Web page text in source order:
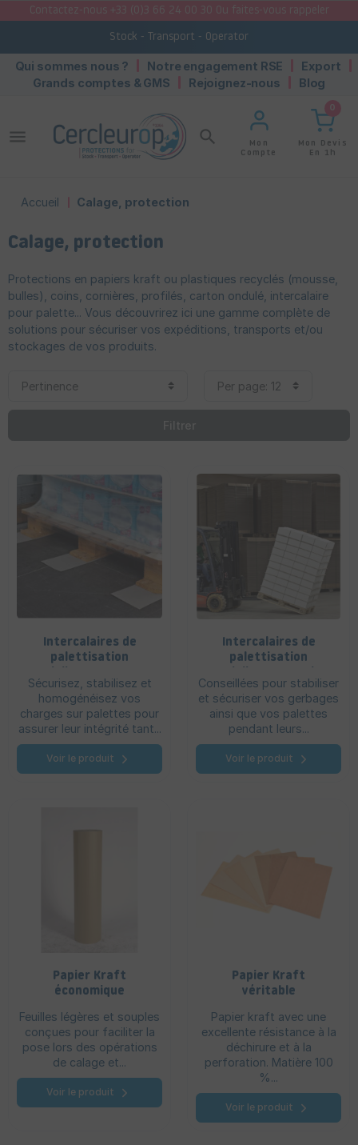
Contactez-nous +33 (0)3 66 24 00 30 Ou faites-vous rappeler
Stock - Transport - Operator
Qui sommes nous ? Notre engagement RSE
Export
Grands comptes & GMS
Rejoignez-nous Blog
search
Mon
Compte
0
Mon Devis
En 1h
menu
Accueil Calage, protection
Calage, protection
Protections en papiers kraft ou plastiques recyclés (mousse,
bulles), coins, cornières, profilés, carton ondulé, intercalaire
pour palette... Vous découvrirez ici une gamme complète de
solutions pour sécuriser vos expéditions, transports et/ou
stockages de vos produits.
Filtrer
Intercalaires de
palettisation
Sécurisez, stabilisez et
homogénéisez vos
charges sur palettes pour
assurer leur intégrité tant...
Voir le produit
Intercalaires de
palettisation
kraft
Conseillées pour stabiliser
et sécuriser vos gerbages
ainsi que vos palettes
pendant leurs...
Voir le produit
Papier Kraft
économique
Feuilles légères et souples
conçues pour faciliter la
pose lors des opérations
de calage et...
Voir le produit
Papier Kraft
véritable
Papier kraft avec une
excellente résistance à la
déchirure et à la
perforation. Matière 100
%...
Voir le produit